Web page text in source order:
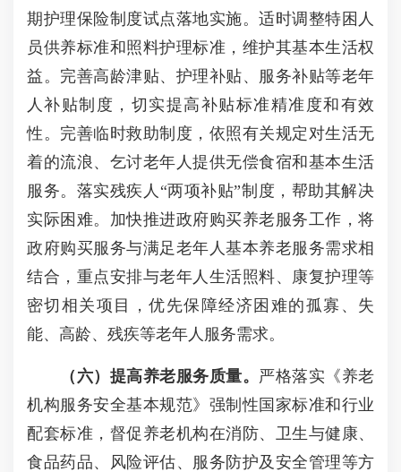
期护理保险制度试点落地实施。适时调整特困人
员供养标准和照料护理标准，维护其基本生活权
益。完善高龄津贴、护理补贴、服务补贴等老年
人补贴制度，切实提高补贴标准精准度和有效
性。完善临时救助制度，依照有关规定对生活无
着的流浪、乞讨老年人提供无偿食宿和基本生活
服务。落实残疾人“两项补贴”制度，帮助其解决
实际困难。加快推进政府购买养老服务工作，将
政府购买服务与满足老年人基本养老服务需求相
结合，重点安排与老年人生活照料、康复护理等
密切相关项目，优先保障经济困难的孤寡、失
能、高龄、残疾等老年人服务需求。
（六）提高养老服务质量。 严格落实《养老
机构服务安全基本规范》强制性国家标准和行业
配套标准，督促养老机构在消防、卫生与健康、
食品药品、风险评估、服务防护及安全管理等方